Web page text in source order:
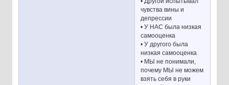
чувства вины и
депрессии
• У НАС была низкая
самооценка
• У другого была
низкая самооценка
• МЫ не понимали,
почему МЫ не можем
взять себя в руки